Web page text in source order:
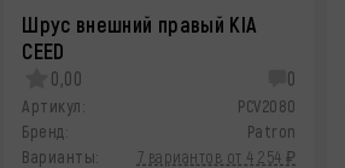
Шрус внешний правый KIA
CEED
0,00 0
Артикул:
PCV2080
Бренд:
Patron
Варианты:
7 вариантов от 4 254 ₽